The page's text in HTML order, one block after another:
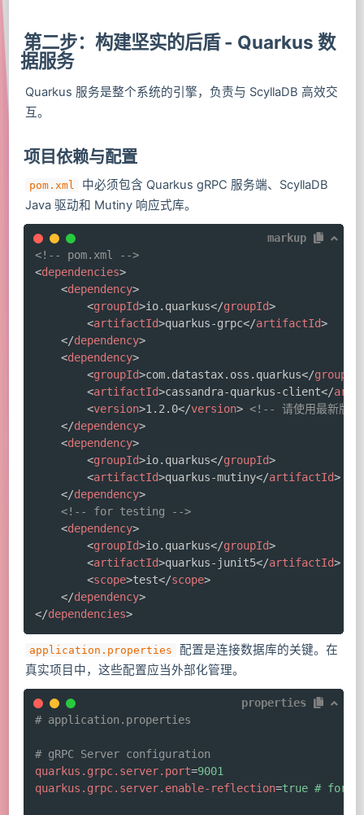
第二步：构建坚实的后盾 - Quarkus 数
据服务
Quarkus 服务是整个系统的引擎，负责与 ScyllaDB 高效交
互。
项目依赖与配置
pom.xml
中必须包含 Quarkus gRPC 服务端、ScyllaDB
Java 驱动和 Mutiny 响应式库。
markup
<!-- pom.xml -->
<dependencies>
<dependency>
<groupId>io.quarkus</groupId>
<artifactId>quarkus-grpc</artifactId>
</dependency>
<dependency>
<groupId>com.datastax.oss.quarkus</groupId
<artifactId>cassandra-quarkus-client</
<version>1.2.0</version> <!-- 请使用最新版
</dependency>
<dependency>
<groupId>io.quarkus</groupId>
<artifactId>quarkus-mutiny</artifactId>
</dependency>
<!-- for testing -->
<dependency>
<groupId>io.quarkus</groupId>
<artifactId>quarkus-junit5</artifactId>
<scope>test</scope>
</dependency>
</dependencies>
application.properties
配置是连接数据库的关键。在
真实项目中，这些配置应当外部化管理。
properties
# application.properties
# gRPC Server configuration
quarkus.grpc.server.port=9001
quarkus.grpc.server.enable-reflection=true # for